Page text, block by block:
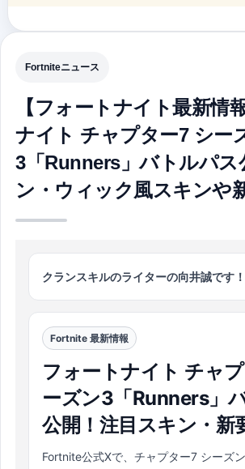
Fortniteニュース
【フォートナイト最新情
ナイト チャプター7 シー
3「Runners」バトルパス
ン・ウィック風スキンや
クランスキルのライターの向井誠です！
Fortnite 最新情報
フォートナイト チャ
ーズン3「Runners」
公開！注目スキン・新
Fortnite公式Xで、チャプター7 シーズ